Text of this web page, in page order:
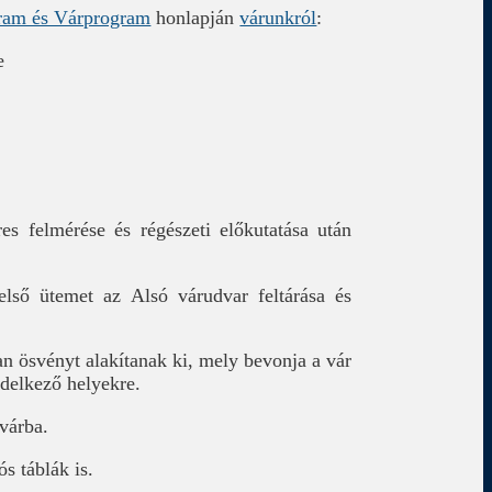
és Várprogram honlapjánvárunkról:
felmérése és régészeti előkutatása után
ütemet az Alsó várudvar feltárása és
ösvényt alakítanak ki, mely bevonja a vár
helyekre.
táblák is.